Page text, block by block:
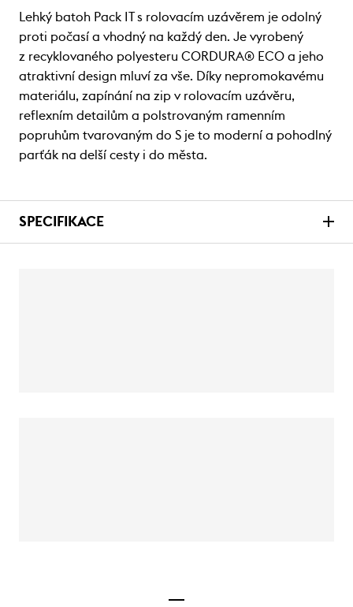
Lehký batoh Pack IT s rolovacím uzávěrem je odolný
proti počasí a vhodný na každý den. Je vyrobený
z recyklovaného polyesteru CORDURA® ECO a jeho
atraktivní design mluví za vše. Díky nepromokavému
materiálu, zapínání na zip v rolovacím uzávěru,
reflexním detailům a polstrovaným ramenním
popruhům tvarovaným do S je to moderní a pohodlný
parťák na delší cesty i do města.
SPECIFIKACE